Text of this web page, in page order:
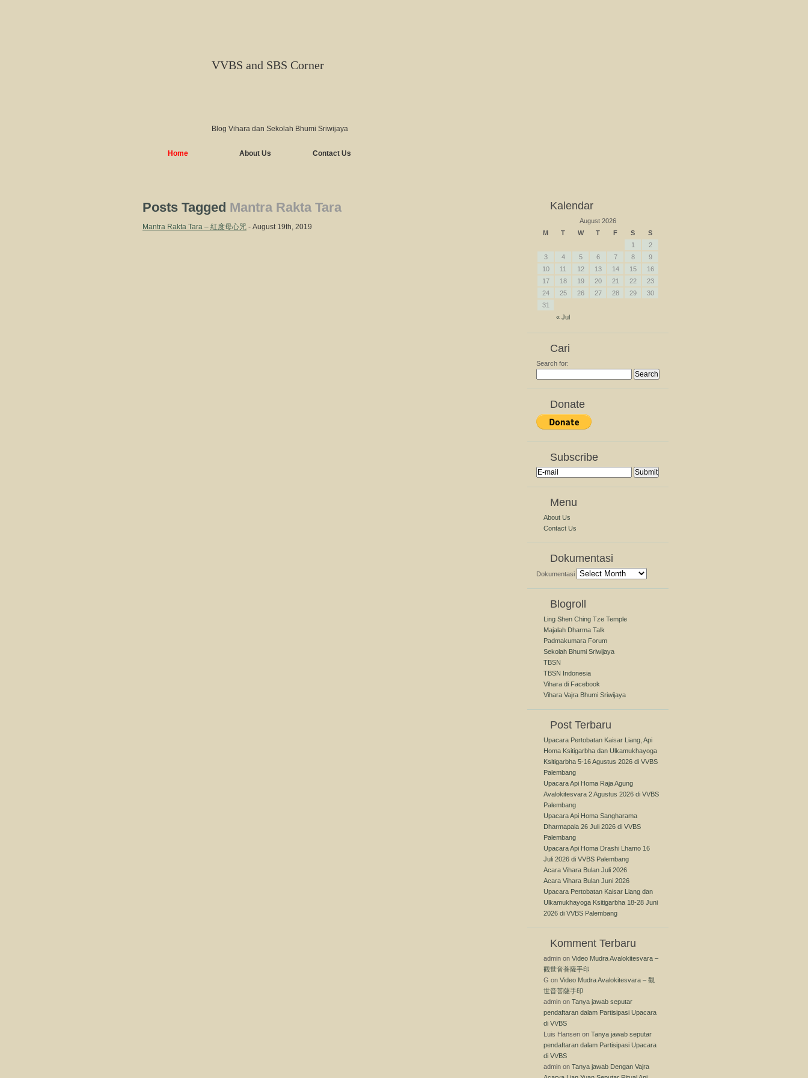
VVBS and SBS Corner
Blog Vihara dan Sekolah Bhumi Sriwijaya
Home About Us Contact Us
Posts Tagged Mantra Rakta Tara
Mantra Rakta Tara – 紅度母心咒 - August 19th, 2019
Kalendar
August 2026
M
T W T F S S
« Jul
1
2
3
4 5 6 7 8
9
10
11 12 13 14 15
16
17
18 19 20 21 22
23
24
25 26 27 28 29
30
31
Cari
Search for:
Donate
Subscribe
Menu
About Us
Contact Us
Dokumentasi
Dokumentasi
Blogroll
Ling Shen Ching Tze Temple
Majalah Dharma Talk
Padmakumara Forum
Sekolah Bhumi Sriwijaya
TBSN
TBSN Indonesia
Vihara di Facebook
Vihara Vajra Bhumi Sriwijaya
Post Terbaru
Upacara Pertobatan Kaisar Liang, Api
Homa Ksitigarbha dan Ulkamukhayoga
Ksitigarbha 5-16 Agustus 2026 di VVBS
Palembang
Upacara Api Homa Raja Agung
Avalokitesvara 2 Agustus 2026 di VVBS
Palembang
Upacara Api Homa Sangharama
Dharmapala 26 Juli 2026 di VVBS
Palembang
Upacara Api Homa Drashi Lhamo 16
Juli 2026 di VVBS Palembang
Acara Vihara Bulan Juli 2026
Acara Vihara Bulan Juni 2026
Upacara Pertobatan Kaisar Liang dan
Ulkamukhayoga Ksitigarbha 18-28 Juni
2026 di VVBS Palembang
Komment Terbaru
admin on Video Mudra Avalokitesvara –
觀世音菩薩手印
G on Video Mudra Avalokitesvara – 觀
世音菩薩手印
admin on Tanya jawab seputar
pendaftaran dalam Partisipasi Upacara
di VVBS
Luis Hansen on Tanya jawab seputar
pendaftaran dalam Partisipasi Upacara
di VVBS
admin on Tanya jawab Dengan Vajra